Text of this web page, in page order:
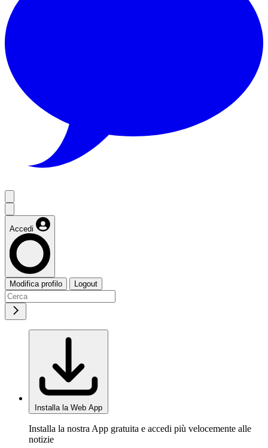
Accedi
Modifica profilo Logout
Installa la Web App
Installa la nostra App gratuita e accedi più velocemente alle
notizie